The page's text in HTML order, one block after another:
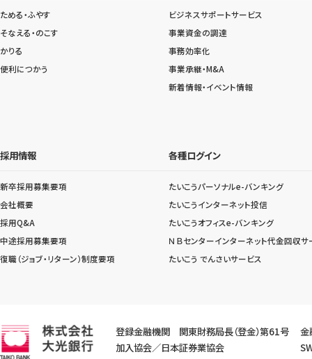
ためる・ふやす
そなえる・のこす
かりる
便利につかう
ビジネスサポートサービス
事業資金の調達
事務効率化
事業承継・M&A
新着情報・イベント情報
採用情報
新卒採用募集要項
会社概要
採用Q&A
中途採用募集要項
復職（ジョブ・リターン）制度要項
各種ログイン
たいこうパーソナルe-バンキング
たいこうインターネット投信
たいこうオフィスe-バンキング
ＮＢセンターインターネット代金回収サ
たいこう でんさいサービス
登録金融機関 関東財務局長（登金）第61号
加入協会／日本証券業協会
金